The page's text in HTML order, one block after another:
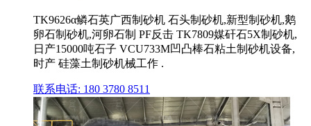
TK9626α鳞石英广西制砂机 石头制砂机,新型制砂机,鹅
卵石制砂机,河卵石制 PF反击 TK7809媒矸石5X制砂机,
日产15000吨石子 VCU733M凹凸棒石粘土制砂机设备,
时产 硅藻土制砂机械工作 .
联系电话: 180 3780 8511